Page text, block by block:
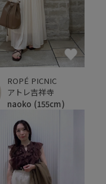
ROPÉ PICNIC
アトレ吉祥寺
naoko (155cm)